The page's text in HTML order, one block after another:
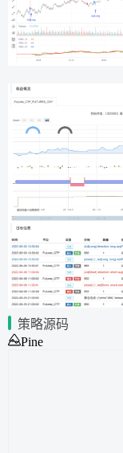
策略源码
Pine